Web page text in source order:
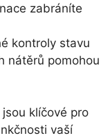
zabráníte
kontroly stavu
nátěrů pomohou
klíčové pro
vaší